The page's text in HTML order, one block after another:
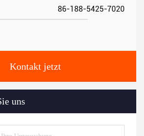
86-188-5425-7020
Kontakt jetzt
uns